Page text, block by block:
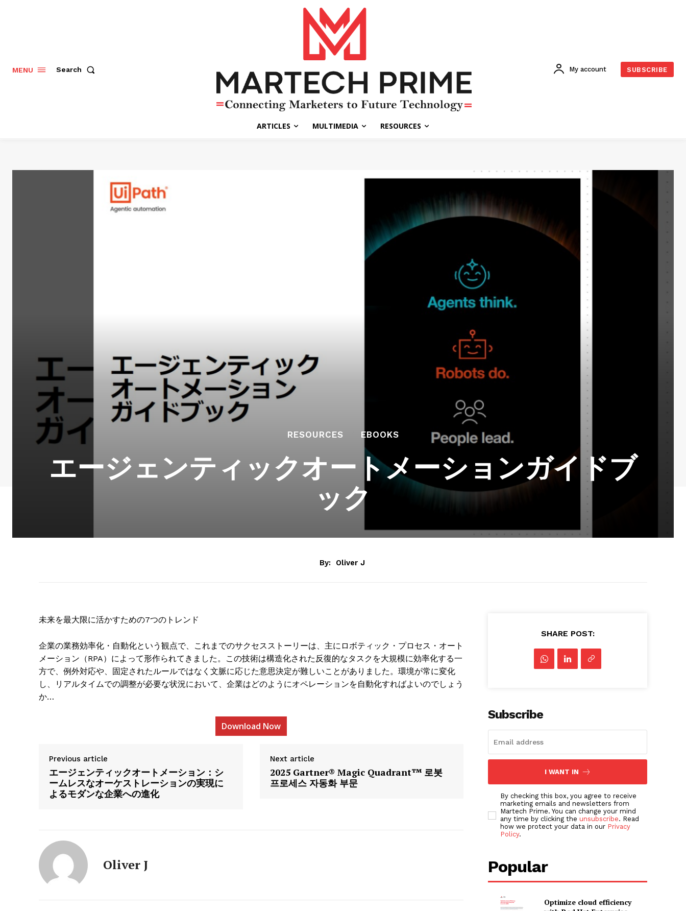
Martech Prime
MENU Search
ARTICLES MULTIMEDIA RESOURCES
My account SUBSCRIBE
RESOURCES EBOOKS
エージェンティックオートメーションガイドブ
ック
By: Oliver J
未来を最大限に活かすための7つのトレンド
企業の業務効率化・自動化という観点で、これまでのサクセスストーリーは、主にロボティック・プロセス・オート
メーション（RPA）によって形作られてきました。この技術は構造化された反復的なタスクを大規模に効率化する一
方で、例外対応や、固定されたルールではなく文脈に応じた意思決定が難しいことがありました。環境が常に変化
し、リアルタイムでの調整が必要な状況において、企業はどのようにオペレーションを自動化すればよいのでしょう
か…
Download Now
Previous article
エージェンティックオートメーション：シ
ームレスなオーケストレーションの実現に
よるモダンな企業への進化
Next article
2025 Gartner® Magic Quadrant™ 로봇
프로세스 자동화 부문
Oliver J
SHARE POST:
Subscribe
I WANT IN
By checking this box, you agree to receive
marketing emails and newsletters from
Martech Prime. You can change your mind
any time by clicking the unsubscribe. Read
how we protect your data in our Privacy
Policy.
Popular
Optimize cloud efficiency